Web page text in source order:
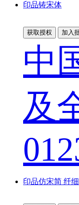
印品铸宋体
获取授权 加入
中
及
印品仿宋简 纤细